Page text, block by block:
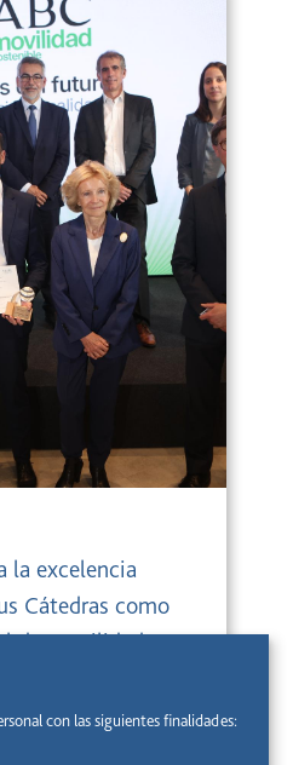
la excelencia
Cátedras como
de movilidad
con las siguientes finalidades: